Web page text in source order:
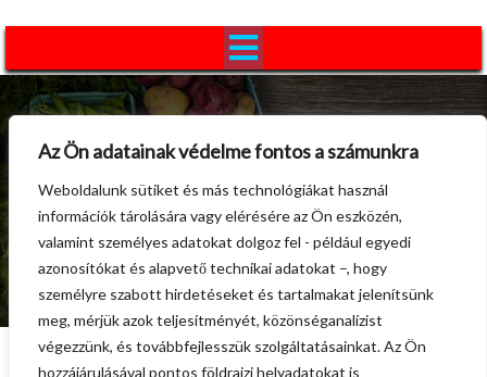
Az Ön adatainak védelme fontos a számunkra
Weboldalunk sütiket és más technológiákat használ
információk tárolására vagy elérésére az Ön eszközén,
valamint személyes adatokat dolgoz fel - például egyedi
azonosítókat és alapvető technikai adatokat –, hogy
személyre szabott hirdetéseket és tartalmakat jelenítsünk
meg, mérjük azok teljesítményét, közönséganalízist
végezzünk, és továbbfejlesszük szolgáltatásainkat. Az Ön
hozzájárulásával pontos földrajzi helyadatokat is
Számlázás / Fizetés
SZÁMLÁTa számlázz.hu-val állítom ki, melyet a megadott e-